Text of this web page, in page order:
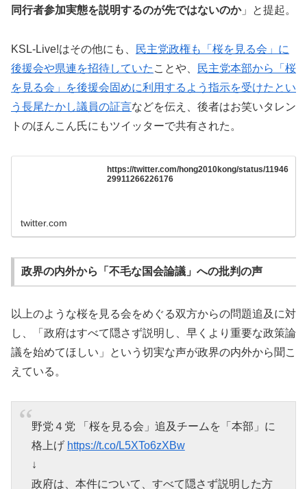
同行者参加実態を説明するのが先ではないのか」と提起。
KSL-Live!はその他にも、
民主党政権も「桜を見る会」に
後援会や県連を招待していた ことや、
民主党本部から「桜
を見る会」を後援会固めに利用するよう指示を受けたとい
う長尾たかし議員の証言などを伝え、後者はお笑いタレン
トのほんこん氏にもツイッターで共有された。
https://twitter.com/hong2010kong/status/11946
29911266226176
twitter.com
政界の内外から「不毛な国会論議」への批判の声
以上のような桜を見る会をめぐる双方からの問題追及に対
し、「政府はすべて隠さず説明し、早くより重要な政策論
議を始めてほしい」という切実な声が政界の内外から聞こ
えている。
野党４党 「桜を見る会」追及チームを「本部」に
格上げ https://t.co/L5XTo6zXBw
↓
政府は、本件について、すべて隠さず説明した方